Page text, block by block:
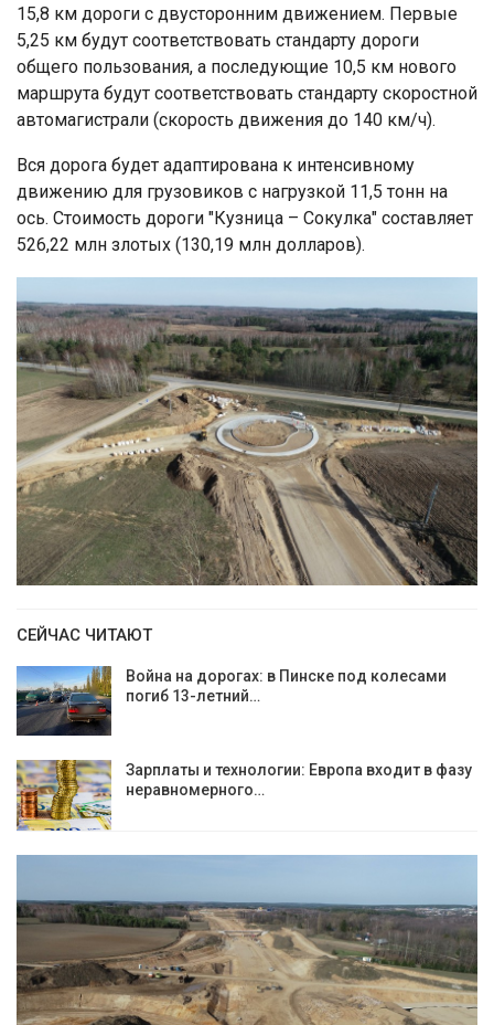
15,8 км дороги с двусторонним движением. Первые
5,25 км будут соответствовать стандарту дороги
общего пользования, а последующие 10,5 км нового
маршрута будут соответствовать стандарту скоростной
автомагистрали (скорость движения до 140 км/ч).
Вся дорога будет адаптирована к интенсивному
движению для грузовиков с нагрузкой 11,5 тонн на
ось. Стоимость дороги "Кузница – Сокулка" составляет
526,22 млн злотых (130,19 млн долларов).
СЕЙЧАС ЧИТАЮТ
Война на дорогах: в Пинске под колесами
погиб 13-летний…
Зарплаты и технологии: Европа входит в фазу
неравномерного…